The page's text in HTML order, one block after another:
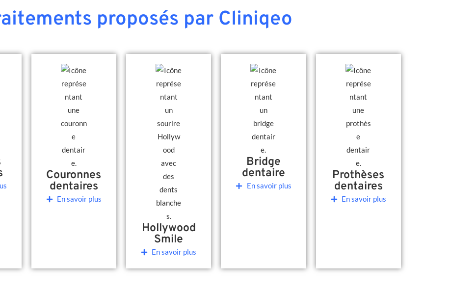
proposés par Cliniqeo
Couronnes
dentaires
En savoir plus
Hollywood
Smile
En savoir plus
Bridge
dentaire
En savoir plus
Prothèses
dentaires
En savoir plus